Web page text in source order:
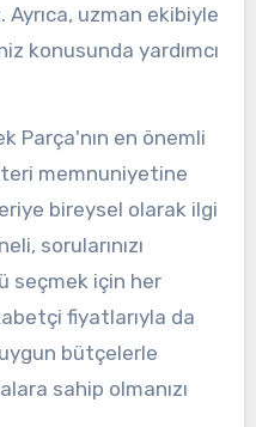
uzman ekibiyle
konusunda yardımcı
Parça'nın en önemli
memnuniyetine
bireysel olarak ilgi
sorularınızı
seçmek için her
fiyatlarıyla da
bütçelerle
sahip olmanızı